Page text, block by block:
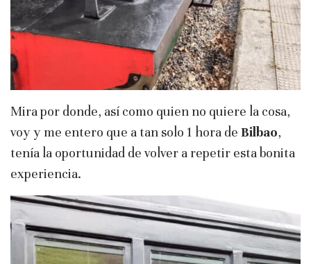
Mira por donde, así como quien no quiere la cosa,
voy y me entero que a tan solo 1 hora de Bilbao,
tenía la oportunidad de volver a repetir esta bonita
experiencia.